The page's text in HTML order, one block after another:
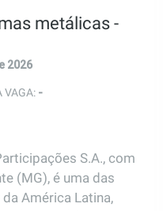
metálicas -
2026
VAGA: -
S.A., com
(MG), é uma das
América Latina,